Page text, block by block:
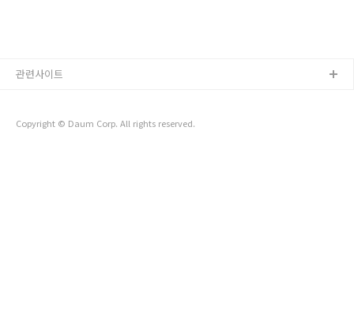
Copyright © Daum Corp. All rights reserved.
관련사이트